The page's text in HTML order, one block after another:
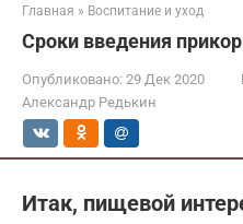
Главная » Воспитание и уход
Сроки введения
Опубликовано: 29 Дек 2020
Александр Редькин
Итак, пищевой